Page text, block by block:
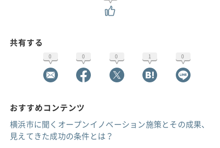
共有する
0 0 0 1 0
おすすめコンテンツ
横浜市に聞くオープンイノベーション施策とその成果、
見えてきた成功の条件とは？